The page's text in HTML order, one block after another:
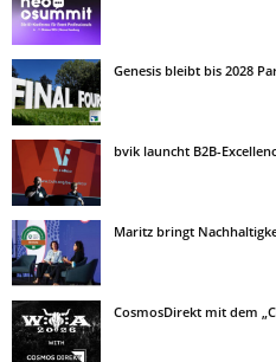
Genesis bleibt bis 2028
bvik launcht B2B-
Maritz bringt
CosmosDirekt mit dem